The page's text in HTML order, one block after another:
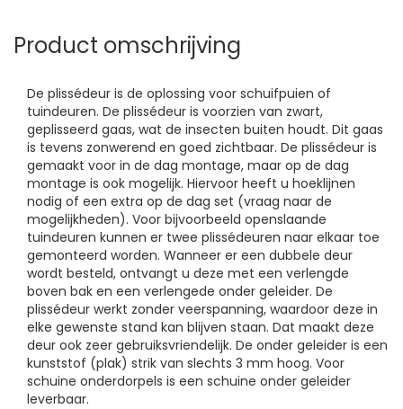
Product omschrijving
De plissédeur is de oplossing voor schuifpuien of
tuindeuren. De plissédeur is voorzien van zwart,
geplisseerd gaas, wat de insecten buiten houdt. Dit gaas
is tevens zonwerend en goed zichtbaar. De plissédeur is
gemaakt voor in de dag montage, maar op de dag
montage is ook mogelijk. Hiervoor heeft u hoeklijnen
nodig of een extra op de dag set (vraag naar de
mogelijkheden). Voor bijvoorbeeld openslaande
tuindeuren kunnen er twee plissédeuren naar elkaar toe
gemonteerd worden. Wanneer er een dubbele deur
wordt besteld, ontvangt u deze met een verlengde
boven bak en een verlengede onder geleider. De
plissédeur werkt zonder veerspanning, waardoor deze in
elke gewenste stand kan blijven staan. Dat maakt deze
deur ook zeer gebruiksvriendelijk. De onder geleider is een
kunststof (plak) strik van slechts 3 mm hoog. Voor
schuine onderdorpels is een schuine onder geleider
leverbaar.